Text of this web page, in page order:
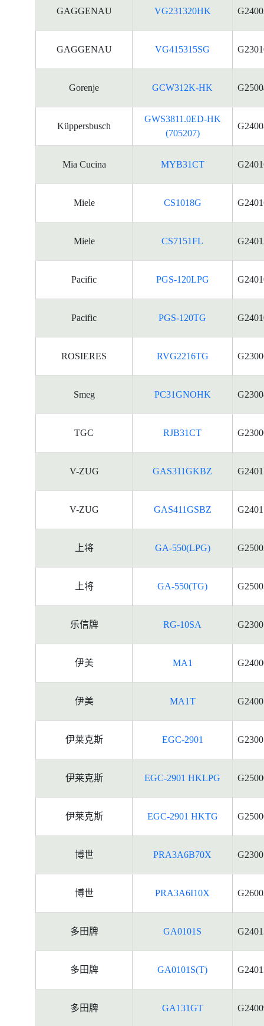
GAGGENAU VG231320HK
GAGGENAU VG415315SG
Gorenje GCW312K-HK
Küppersbusch
GWS3811.0ED-HK
(705207)
Mia Cucina MYB31CT
Miele CS1018G
Miele CS7151FL
Pacific PGS-120LPG
Pacific PGS-120TG
ROSIERES RVG2216TG
Smeg PC31GNOHK
TGC RJB31CT
V-ZUG GAS311GKBZ
V-ZUG GAS411GSBZ
上将 GA-550(LPG)
上将 GA-550(TG)
乐信牌 RG-10SA
伊美 MA1
伊美 MA1T
伊莱克斯 EGC-2901
伊莱克斯 EGC-2901 HKLPG
伊莱克斯 EGC-2901 HKTG
博世 PRA3A6B70X
博世 PRA3A6I10X
多田牌 GA0101S
多田牌 GA0101S(T)
多田牌 GA131GT